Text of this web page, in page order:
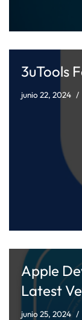
3uTools
junio 22, 2024
Apple
Latest
junio 25, 2024